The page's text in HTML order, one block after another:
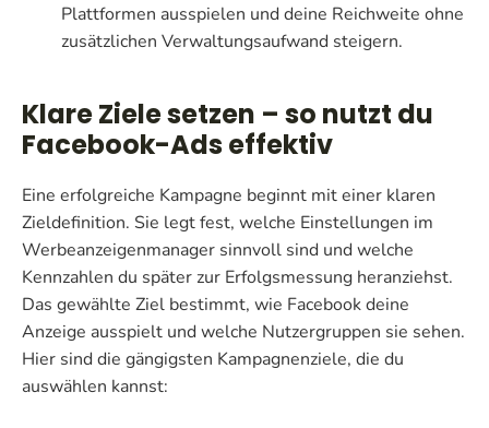
Plattformen ausspielen und deine Reichweite ohne
zusätzlichen Verwaltungsaufwand steigern.
Klare Ziele setzen – so nutzt du
Facebook-Ads effektiv
Eine erfolgreiche Kampagne beginnt mit einer klaren
Zieldefinition. Sie legt fest, welche Einstellungen im
Werbeanzeigenmanager sinnvoll sind und welche
Kennzahlen du später zur Erfolgsmessung heranziehst.
Das gewählte Ziel bestimmt, wie Facebook deine
Anzeige ausspielt und welche Nutzergruppen sie sehen.
Hier sind die gängigsten Kampagnenziele, die du
auswählen kannst: